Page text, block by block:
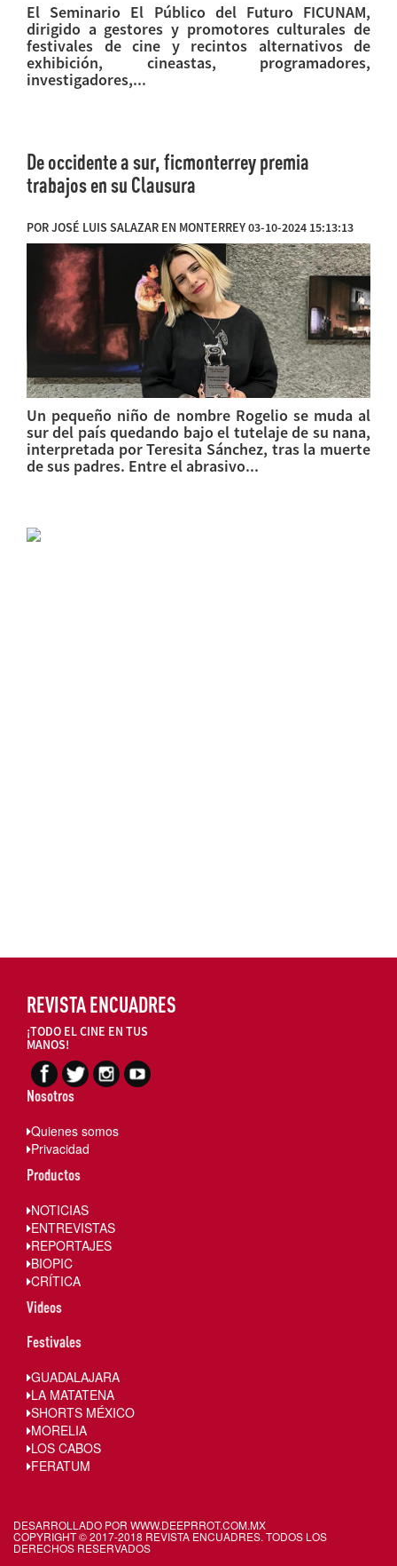
El Seminario El Público del Futuro FICUNAM,
dirigido a gestores y promotores culturales de
festivales de cine y recintos alternativos de
exhibición, cineastas, programadores,
investigadores,...
De occidente a sur, ficmonterrey premia
trabajos en su Clausura
POR JOSÉ LUIS SALAZAR EN MONTERREY 03-10-2024 15:13:13
Un pequeño niño de nombre Rogelio se muda al
sur del país quedando bajo el tutelaje de su nana,
interpretada por Teresita Sánchez, tras la muerte
de sus padres. Entre el abrasivo...
REVISTA ENCUADRES
¡TODO EL CINE EN TUS
MANOS!
Nosotros
Quienes somos
Privacidad
Productos
NOTICIAS
ENTREVISTAS
REPORTAJES
BIOPIC
CRÍTICA
Videos
Festivales
GUADALAJARA
LA MATATENA
SHORTS MÉXICO
MORELIA
LOS CABOS
FERATUM
DESARROLLADO POR WWW.DEEPRROT.COM.MX
COPYRIGHT © 2017-2018 REVISTA ENCUADRES. TODOS LOS
DERECHOS RESERVADOS